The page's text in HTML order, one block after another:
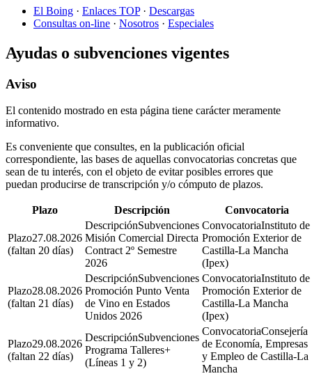
El Boing · Enlaces TOP· Descargas
Consultas on-line · Nosotros · Especiales
Ayudas o subvenciones vigentes
Aviso
El contenido mostrado en esta página tiene carácter meramente
informativo.
Es conveniente que consultes, en la publicación oficial
correspondiente, las bases de aquellas convocatorias concretas que
sean de tu interés, con el objeto de evitar posibles errores que
puedan producirse de transcripción y/o cómputo de plazos.
Plazo Descripción Convocatoria
27.08.2026
(faltan 20 días)
Subvenciones
Misión Comercial Directa
Contract 2º Semestre
2026
Instituto de
Promoción Exterior de
Castilla-La Mancha
(Ipex)
28.08.2026
(faltan 21 días)
Subvenciones
Promoción Punto Venta
de Vino en Estados
Unidos 2026
Instituto de
Promoción Exterior de
Castilla-La Mancha
(Ipex)
29.08.2026
(faltan 22 días)
Subvenciones
Programa Talleres+
(Líneas 1 y 2)
Consejería
de Economía, Empresas
y Empleo de Castilla-La
Mancha